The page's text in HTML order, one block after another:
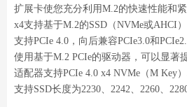
扩展卡使您充分利用M.2的快速性能和
x4支持基于M.2的SSD（NVMe或AHCI
支持PCIe 4.0，向后兼容PCIe3.0和
使用基于M.2 PCIe的驱动器，可以显著
适配器支持PCIe 4.0 x4 NVMe（M Key
支持SSD长度为2230、2242、2260、